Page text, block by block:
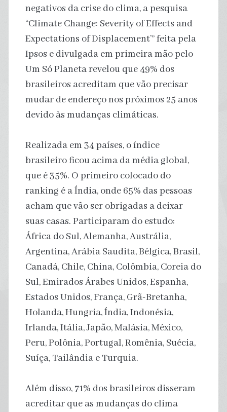
negativos da crise do clima, a pesquisa
“Climate Change: Severity of Effects and
Expectations of Displacement’” feita pela
Ipsos e divulgada em primeira mão pelo
Um Só Planeta revelou que 49% dos
brasileiros acreditam que vão precisar
mudar de endereço nos próximos 25 anos
devido às mudanças climáticas.
Realizada em 34 países, o índice
brasileiro ficou acima da média global,
que é 35%. O primeiro colocado do
ranking é a Índia, onde 65% das pessoas
acham que vão ser obrigadas a deixar
suas casas. Participaram do estudo:
África do Sul, Alemanha, Austrália,
Argentina, Arábia Saudita, Bélgica, Brasil,
Canadá, Chile, China, Colômbia, Coreia do
Sul, Emirados Árabes Unidos, Espanha,
Estados Unidos, França, Grã-Bretanha,
Holanda, Hungria, Índia, Indonésia,
Irlanda, Itália, Japão, Malásia, México,
Peru, Polônia, Portugal, Romênia, Suécia,
Suíça, Tailândia e Turquia.
Além disso, 71% dos brasileiros disseram
acreditar que as mudanças do clima